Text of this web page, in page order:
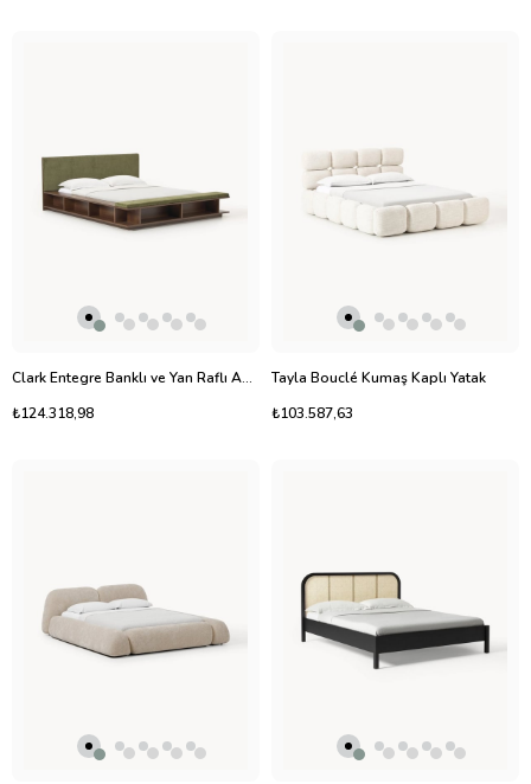
Clark Entegre Banklı ve Yan Raflı Ahşap Karyola
₺124.318,98
Tayla Bouclé Kumaş Kaplı Yatak
₺103.587,63